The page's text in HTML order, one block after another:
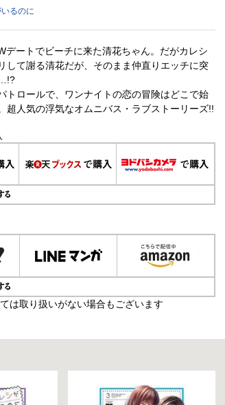
るのに
デートでビーチに来た清花ちゃん。だがカレシ
して謝る清花だが、そのまま仲直りエッチに突
トロールで、ワンナイトの恋の冒険はどこで始
超人気の浮気なオムニバス・ラブストーリーズ!!
は取り扱いがない場合もございます